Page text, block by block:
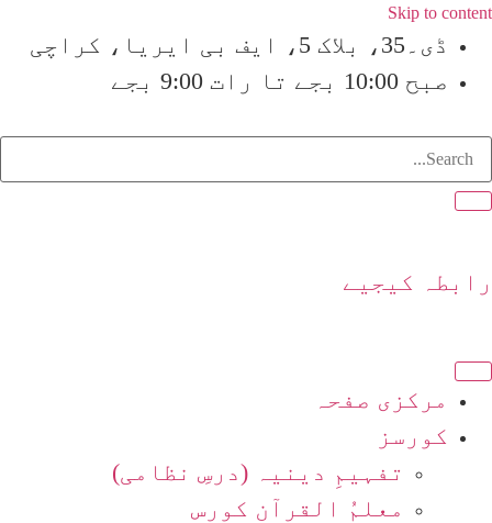
Skip to content
ڈی۔35، بلاک 5، ایف بی ایریا، کراچی
صبح 10:00 بجے تا رات 9:00 بجے
رابطہ کیجیے
مرکزی صفحہ
کورسز
تفہیمِ دینیہ (درسِ نظامی)
معلمُ القرآن کورس